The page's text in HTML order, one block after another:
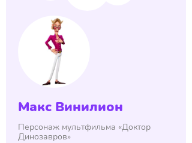
Макс Винилион
Персонаж мультфильма «Доктор
Динозавров»